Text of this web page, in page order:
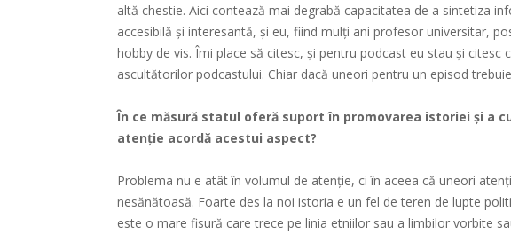
altă chestie. Aici contează mai degrabă capacitatea de a sintetiza
accesibilă și interesantă, și eu, fiind mulți ani profesor universitar,
hobby de vis. Îmi place să citesc, și pentru podcast eu stau și citesc
ascultătorilor podcastului. Chiar dacă uneori pentru un episod
În ce măsură statul oferă suport în promovarea istoriei și a
atenție acordă acestui aspect?
Problema nu e atât în volumul de atenție, ci în aceea că uneori
nesănătoasă. Foarte des la noi istoria e un fel de teren de lupte
este o mare fisură care trece pe linia etniilor sau a limbilor vorbite